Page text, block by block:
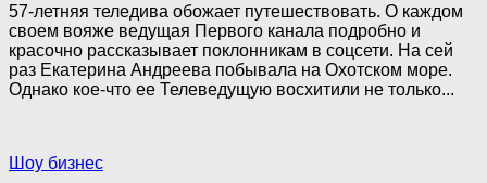
57-летняя теледива обожает путешествовать. О каждом
своем вояже ведущая Первого канала подробно и
красочно рассказывает поклонникам в соцсети. На сей
раз Екатерина Андреева побывала на Охотском море.
Однако кое-что ее Телеведущую восхитили не только...
Шоу бизнес